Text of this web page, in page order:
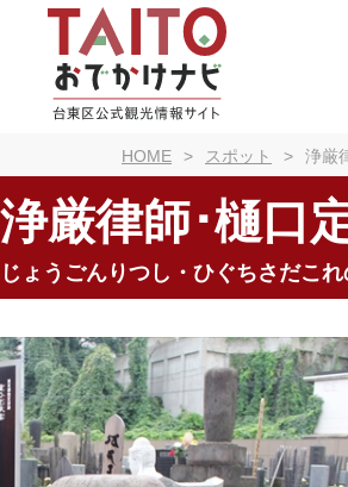
HOME スポット 浄厳
浄厳律師･樋口
じょうごんりつし・ひぐちさだこ